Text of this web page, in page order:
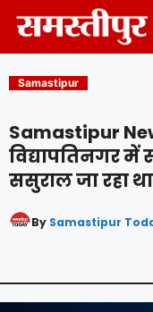
content
Samastipur
Samastipur
विद्यापतिनगर
ससुराल जा रहा
By Samastipur